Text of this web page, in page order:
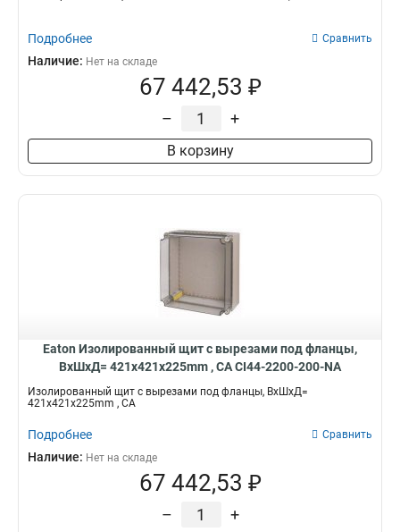
Подробнее Сравнить
Наличие: Нет на складе
67 442,53 ₽
– +
В корзину
Eaton Изолированный щит с вырезами под фланцы,
ВхШхД= 421x421x225mm , СА CI44-2200-200-NA
Изолированный щит с вырезами под фланцы, ВхШхД=
421x421x225mm , СА
Подробнее Сравнить
Наличие: Нет на складе
67 442,53 ₽
– +